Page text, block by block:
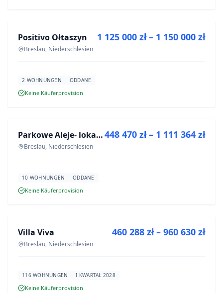
NEUBAU
Positivo Ołtaszyn
Breslau, Niederschlesien
1 125 000 zł – 1 150 000 zł
2 WOHNUNGEN ODDANE
Keine Käuferprovision
NEUBAU Parkowe Aleje- lokale usługowe
Breslau, Niederschlesien
448 470 zł – 1 111 364 zł
10 WOHNUNGEN ODDANE
Keine Käuferprovision
NEUBAU
Villa Viva
Breslau, Niederschlesien
460 288 zł – 960 630 zł
116 WOHNUNGEN I KWARTAŁ 2028
Keine Käuferprovision